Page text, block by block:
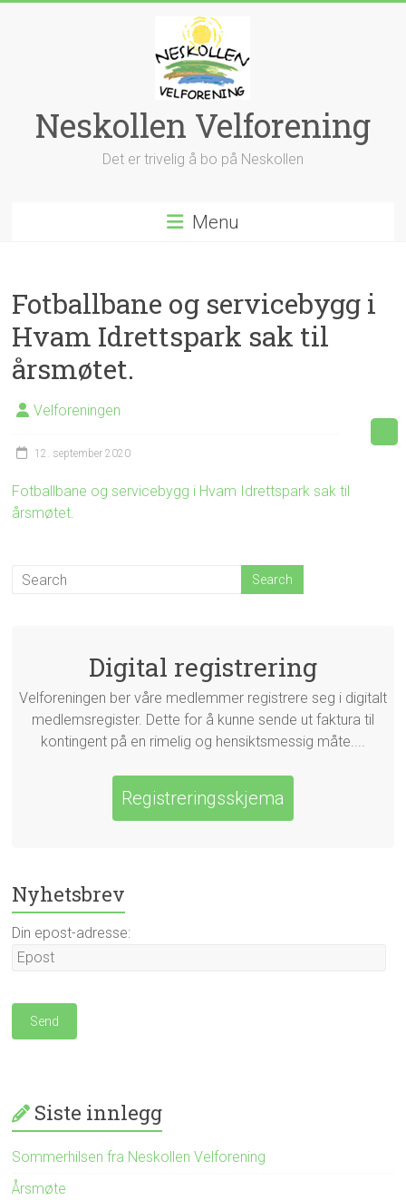
Neskollen Velforening
Det er trivelig å bo på Neskollen
Menu
Fotballbane og servicebygg i
Hvam Idrettspark sak til
årsmøtet.
Velforeningen
12. september 2020
Fotballbane og servicebygg i Hvam Idrettspark sak til
årsmøtet.
Digital registrering
Velforeningen ber våre medlemmer registrere seg i digitalt
medlemsregister. Dette for å kunne sende ut faktura til
kontingent på en rimelig og hensiktsmessig måte....
Registreringsskjema
Nyhetsbrev
Din epost-adresse:
Siste innlegg
Sommerhilsen fra Neskollen Velforening
Årsmøte